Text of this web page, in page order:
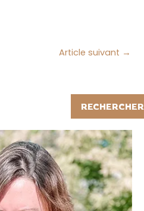
Article suivant →
RECHERCHER